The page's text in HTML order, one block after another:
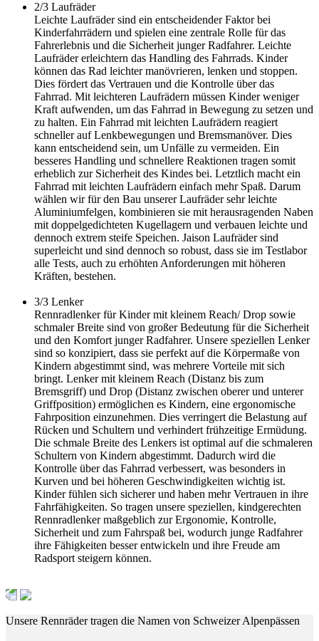
2/3 Laufräder
Leichte Laufräder sind ein entscheidender Faktor bei
Kinderfahrrädern und spielen eine zentrale Rolle für das
Fahrerlebnis und die Sicherheit junger Radfahrer. Leichte
Laufräder erleichtern das Handling des Fahrrads. Kinder
können das Rad leichter manövrieren, lenken und stoppen.
Dies fördert das Vertrauen und die Kontrolle über das
Fahrrad. Mit leichteren Laufrädern müssen Kinder weniger
Kraft aufwenden, um das Fahrrad in Bewegung zu setzen und
zu halten. Ein Fahrrad mit leichten Laufrädern reagiert
schneller auf Lenkbewegungen und Bremsmanöver. Dies
kann entscheidend sein, um Unfälle zu vermeiden. Ein
besseres Handling und schnellere Reaktionen tragen somit
erheblich zur Sicherheit des Kindes bei. Letztlich macht ein
Fahrrad mit leichten Laufrädern einfach mehr Spaß. Darum
wählen wir für den Bau unserer Laufräder sehr leichte
Aluminiumfelgen, kombinieren sie mit herausragenden Naben
mit doppelgedichteten Kugellagern und verbauen leichte und
dennoch extrem steife Speichen. Jaison Laufräder sind
superleicht und sind dennoch so robust, dass sie im Testlabor
alle Tests, auch zu erhöhten Anforderungen mit höheren
Kräften, bestehen.
3/3 Lenker
Rennradlenker für Kinder mit kleinem Reach/ Drop sowie
schmaler Breite sind von großer Bedeutung für die Sicherheit
und den Komfort junger Radfahrer. Unsere speziellen Lenker
sind so konzipiert, dass sie perfekt auf die Körpermaße von
Kindern abgestimmt sind, was mehrere Vorteile mit sich
bringt. Lenker mit kleinem Reach (Distanz bis zum
Bremsgriff) und Drop (Distanz zwischen oberer und unterer
Griffposition) ermöglichen es Kindern, eine ergonomische
Fahrposition einzunehmen. Dies verringert die Belastung auf
Rücken und Schultern und verhindert frühzeitige Ermüdung.
Die schmale Breite des Lenkers ist optimal auf die schmaleren
Schultern von Kindern abgestimmt. Dadurch wird die
Kontrolle über das Fahrrad verbessert, was besonders in
Kurven und bei höheren Geschwindigkeiten wichtig ist.
Kinder fühlen sich sicherer und haben mehr Vertrauen in ihre
Fahrfähigkeiten. So tragen unsere speziellen, kindgerechten
Rennradlenker maßgeblich zur Ergonomie, Kontrolle,
Sicherheit und zum Fahrspaß bei, wodurch junge Radfahrer
ihre Fähigkeiten besser entwickeln und ihre Freude am
Radsport steigern können.
Unsere Rennräder tragen die Namen von Schweizer Alpenpässen